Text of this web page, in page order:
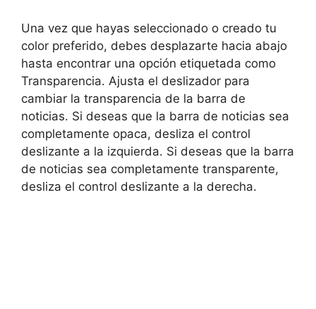
Una vez que hayas seleccionado o creado tu
color preferido, debes desplazarte hacia abajo
hasta encontrar una opción etiquetada como
Transparencia. Ajusta el deslizador para
cambiar la transparencia de la barra de
noticias. Si deseas que la barra de noticias sea
completamente opaca, desliza el control
deslizante a la izquierda. Si deseas que la barra
de noticias sea completamente transparente,
desliza el control deslizante a la derecha.